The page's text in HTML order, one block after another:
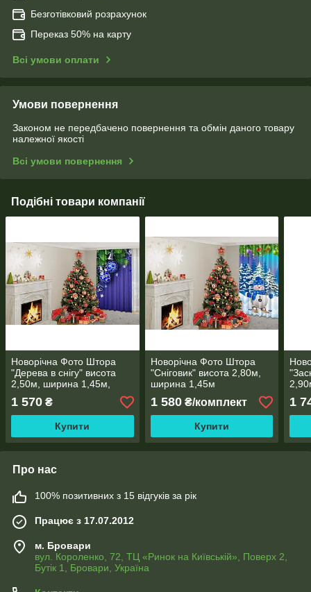
Безготівковий розрахунок
Переказ 50% на карту
Всі умови оплати
Умови повернення
Законом не передбачено повернення та обмін даного товару
належної якості
Всі умови повернення
Подібні товари компанії
Новорічна Фото Штора
"Дерева в снігу" висота
2,50м, ширина 1,45м,
габардин, тасьма.
1 570 ₴
Купити
Новорічна Фото Штора
"Сніговик" висота 2,80м,
ширина 1,45м
1 580₴/комплект
Купити
1
Про нас
100% позитивних з 15 відгуків за рік
Працює з 17.07.2012
м. Бровари
вул. Короленко, 72, ТЦ «Ринок на Київській», Поверх 2,
Бутік 1, Бровари, Україна